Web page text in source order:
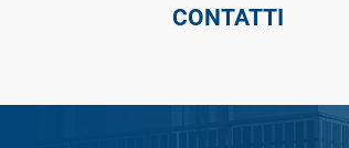
CONTATTI